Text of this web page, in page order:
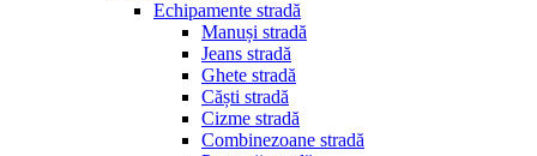
Echipamente stradă
Manuși stradă
Jeans stradă
Ghete stradă
Căști stradă
Cizme stradă
Combinezoane stradă